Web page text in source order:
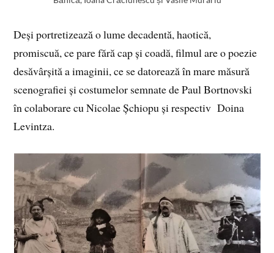
Deși portretizează o lume decadentă, haotică,
promiscuă, ce pare fără cap și coadă, filmul are o poezie
desăvârșită a imaginii, ce se datorează în mare măsură
scenografiei și costumelor semnate de Paul Bortnovski
în colaborare cu Nicolae Șchiopu și respectiv Doina
Levintza.